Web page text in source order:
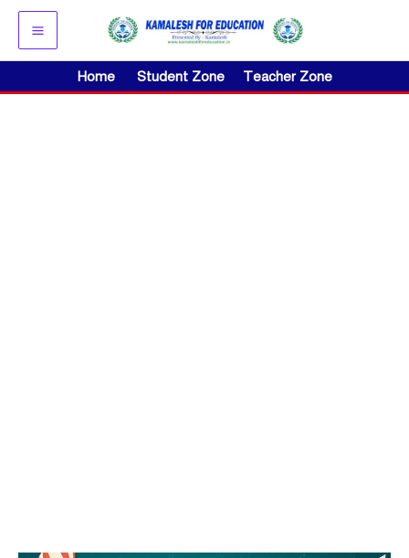
Skip
content
Home Student Zone Teacher Zone